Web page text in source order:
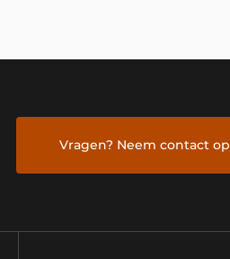
Vragen? Neem contact op